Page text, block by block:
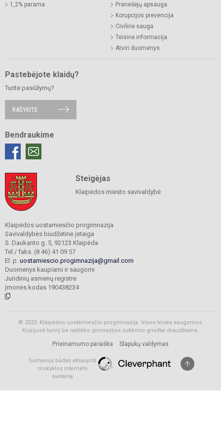
1,2% parama
Pranešėjų apsauga
Korupcijos prevencija
Civilinė sauga
Teisinė informacija
Atviri duomenys
Pastebėjote klaidų?
Turite pasiūlymų?
RAŠYKITE
Bendraukime
Steigėjas
Klaipėdos miesto savivaldybė
Klaipėdos uostamiesčio progimnazija
Savivaldybės biudžetinė įstaiga
S. Daukanto g. 5, 92123 Klaipėda
Tel./ faks. (8 46) 41 09 57
El. p. uostamiescio.progimnazija@gmail.com
Duomenys kaupiami ir saugomi
Juridinių asmenų registre
Įmonės kodas 190438234
© 2023. Klaipėdos uostamiesčio progimnazija. Visos teisės saugomos.
Kopijuoti turinį be raštiško gimnazijos sutikimo griežtai draudžiama.
Prieinamumo paraiška Slapukų valdymas
Sumanus būdas atnaujinti
mokyklos interneto
svetainę